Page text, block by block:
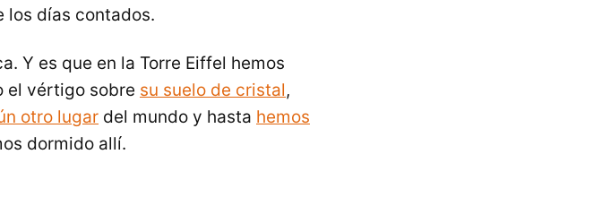
los días contados.
Y es que en la Torre Eiffel hemos
el vértigo sobre su suelo de cristal,
otro lugar del mundo y hasta hemos
dormido allí.